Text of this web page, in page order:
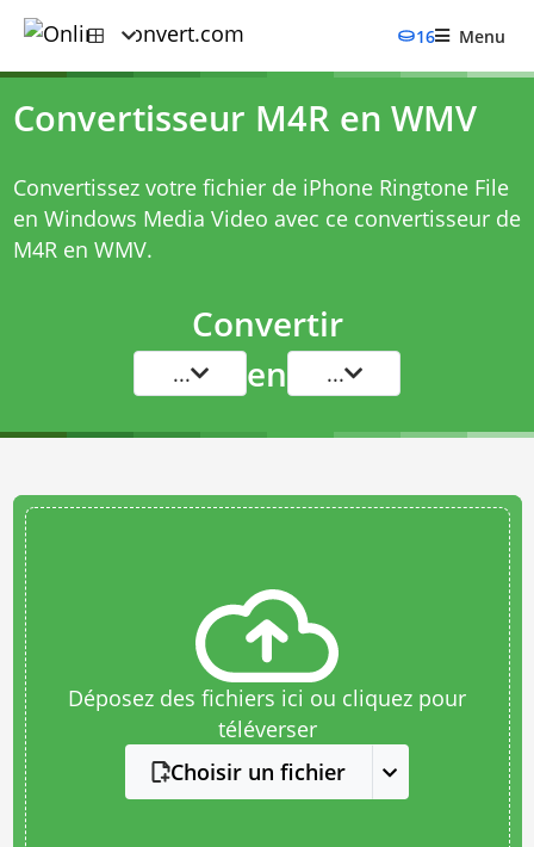
16 Menu
Convertisseur M4R en WMV
Convertissez votre fichier de iPhone Ringtone File
en Windows Media Video avec ce convertisseur de
M4R en WMV.
Convertir
... en ...
Déposez des fichiers ici ou cliquez pour
téléverser
Choisir un fichier